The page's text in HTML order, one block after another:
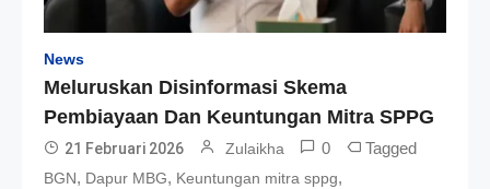
News
Meluruskan Disinformasi Skema
Pembiayaan Dan Keuntungan Mitra SPPG
21 Februari 2026 Zulaikha 0 Tagged
BGN, Dapur MBG, Keuntungan mitra sppg,